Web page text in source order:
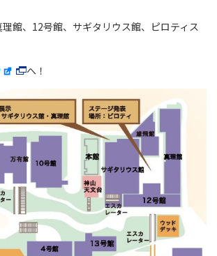
館、12号館、サギタリウス館、ピロティス
へ！